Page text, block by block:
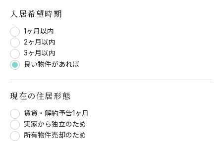
入居希望時期
1ヶ月以内
2ヶ月以内
3ヶ月以内
良い物件があれば
現在の住居形態
賃貸・解約予告1ヶ月
実家から独立のため
所有物件売却のため